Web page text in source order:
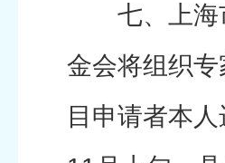
七、上海市
金会将组织
目申请者本